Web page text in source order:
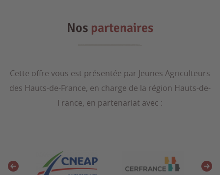
Nos partenaires
Cette offre vous est présentée par Jeunes Agriculteurs
des Hauts-de-France, en charge de la région Hauts-de-
France, en partenariat avec :